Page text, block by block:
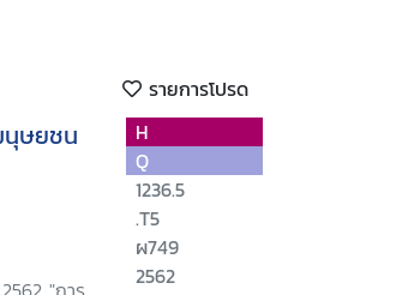
รายการโปรด
ษยชน
H
Q
1236.5
.T5
ผ749
2562